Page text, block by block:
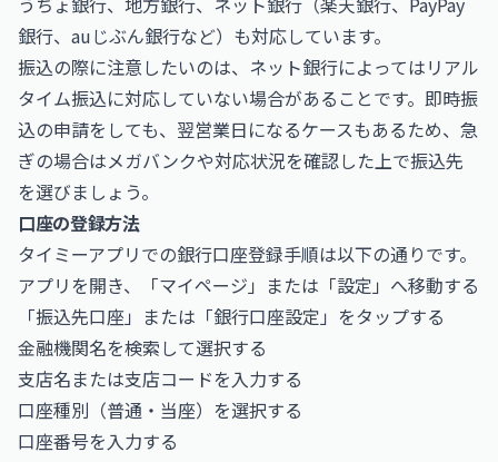
銀行、auじぶん銀行など）も対応しています。
振込の際に注意したいのは、ネット銀行によってはリアル
タイム振込に対応していない場合があることです。即時振
込の申請をしても、翌営業日になるケースもあるため、急
ぎの場合はメガバンクや対応状況を確認した上で振込先
を選びましょう。
口座の登録方法
タイミーアプリでの銀行口座登録手順は以下の通りです。
アプリを開き、「マイページ」または「設定」へ移動する
「振込先口座」または「銀行口座設定」をタップする
金融機関名を検索して選択する
支店名または支店コードを入力する
口座種別（普通・当座）を選択する
口座番号を入力する